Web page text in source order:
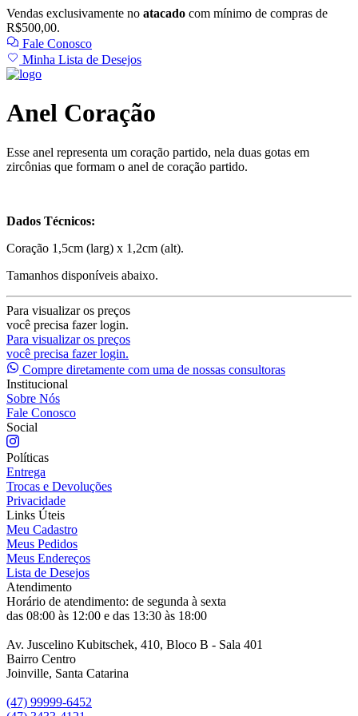
Vendas exclusivamente no atacado com mínimo de compras de
R$500,00.
Fale Conosco
Minha Lista de Desejos
Anel Coração
Esse anel representa um coração partido, nela duas gotas em
zircônias que formam o anel de coração partido.
Dados Técnicos:
Coração 1,5cm (larg) x 1,2cm (alt).
Tamanhos disponíveis abaixo.
Para visualizar os preços
você precisa fazer login.
Para visualizar os preços
você precisa fazer login.
Compre diretamente com uma de nossas consultoras
Institucional
Sobre Nós
Fale Conosco
Social
Políticas
Entrega
Trocas e Devoluções
Privacidade
Links Úteis
Meu Cadastro
Meus Pedidos
Meus Endereços
Lista de Desejos
Atendimento
Horário de atendimento: de segunda à sexta
das 08:00 às 12:00 e das 13:30 às 18:00
Av. Juscelino Kubitschek, 410, Bloco B - Sala 401
Bairro Centro
Joinville, Santa Catarina
(47) 99999-6452